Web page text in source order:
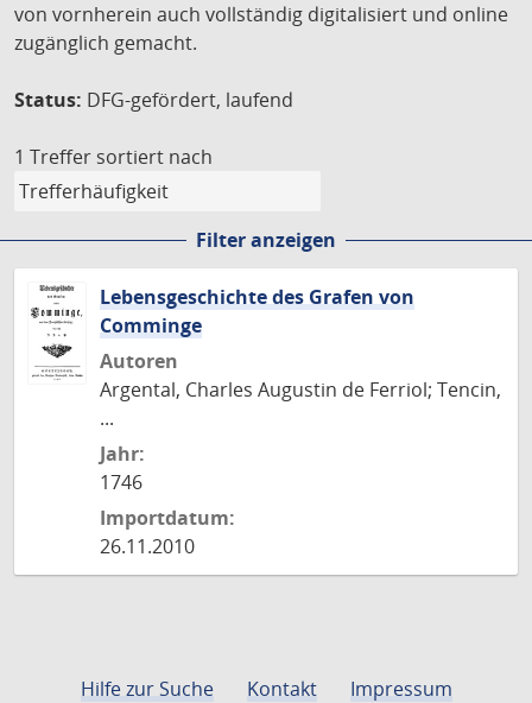
von vornherein auch vollständig digitalisiert und online
zugänglich gemacht.
Status: DFG-gefördert, laufend
1 Treffer sortiert nach
Filter anzeigen
Lebensgeschichte des Grafen von
Comminge
Autoren
Argental, Charles Augustin de Ferriol; Tencin,
...
Jahr:
1746
Importdatum:
26.11.2010
Hilfe zur Suche Kontakt
Impressum